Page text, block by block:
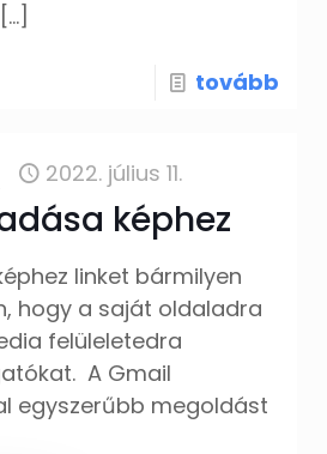
[…]
tovább
2022. július 11.
képhez
linket bármilyen
hogy a saját oldaladra
felüleletedra
A Gmail
egyszerűbb megoldást